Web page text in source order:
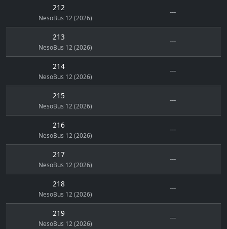
212
NesoBus 12 (2026)
---
213
NesoBus 12 (2026)
---
214
NesoBus 12 (2026)
---
215
NesoBus 12 (2026)
---
216
NesoBus 12 (2026)
---
217
NesoBus 12 (2026)
---
218
NesoBus 12 (2026)
---
219
NesoBus 12 (2026)
---